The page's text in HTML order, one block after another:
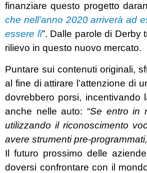
finanziare questo progetto
che nell’anno 2020 arriverà ad
essere lì”. Dalle parole di Derby
rilievo in questo nuovo mercato.
Puntare sui contenuti originali,
al fine di attirare l’attenzione di
dovrebbero porsi,
anche nelle auto: “Se entro in
utilizzando il riconoscimento
avere strumenti pre-
Il futuro prossimo delle
doversi confrontare con il